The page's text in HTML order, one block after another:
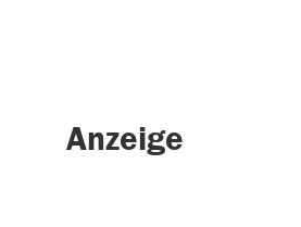
Anzeige